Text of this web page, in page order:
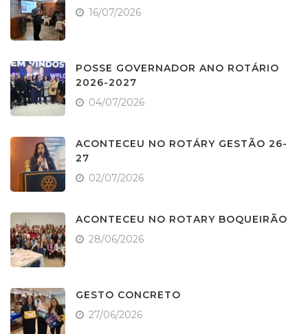
16/07/2026
POSSE GOVERNADOR ANO ROTÁRIO
2026-2027
04/07/2026
ACONTECEU NO ROTÁRY GESTÃO 26-
27
02/07/2026
ACONTECEU NO ROTARY BOQUEIRÃO
28/06/2026
GESTO CONCRETO
27/06/2026